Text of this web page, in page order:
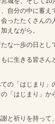
自分の中に蓄え
ったたくさん
えながら。
な一歩の日と
に生きる皆さん
の「はじまり」
「はじまり」
と祈りを持っ